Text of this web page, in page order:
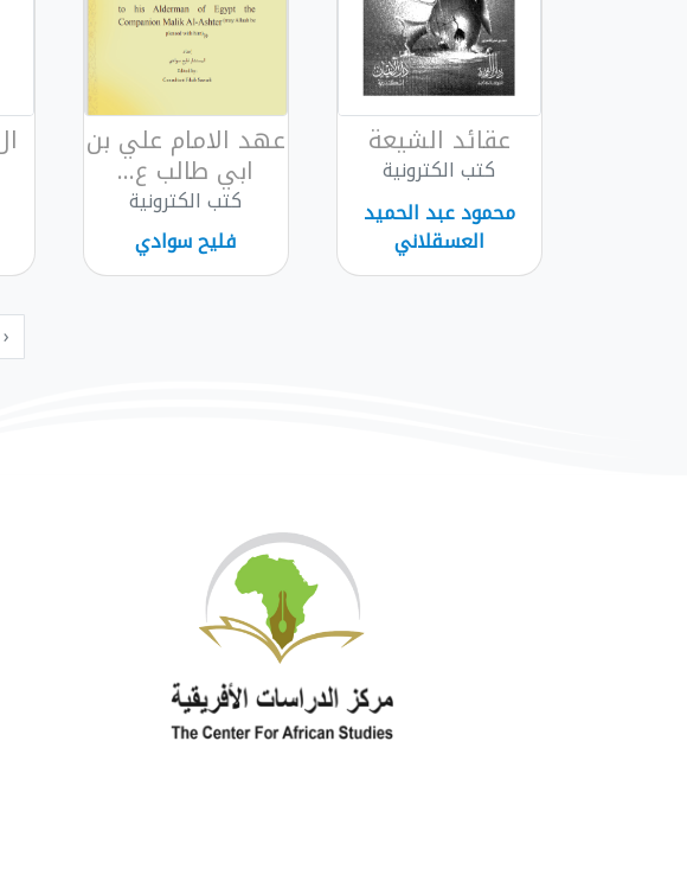
عقائد الشيعة
كتب الكترونية
محمود عبد الحميد
العسقلاني
عهد الامام علي بن
ابي طالب ع...
كتب الكترونية
فليح سوادي
‹